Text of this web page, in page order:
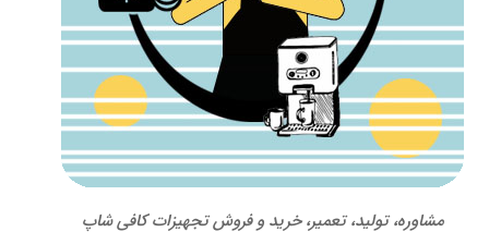
مشاوره، تولید، تعمیر، خرید و فروش تجهیزات کافی شاپ